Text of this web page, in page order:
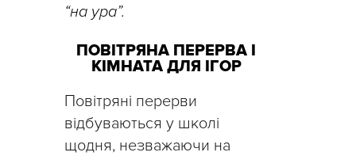
“на ура”.
ПОВІТРЯНА ПЕРЕРВА І
КІМНАТА ДЛЯ ІГОР
Повітряні перерви
відбуваються у школі
щодня, незважаючи на